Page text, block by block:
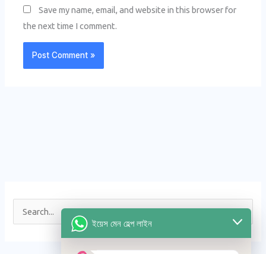
Save my name, email, and website in this browser for
the next time I comment.
ইয়েস মেন হেল্প লাইন